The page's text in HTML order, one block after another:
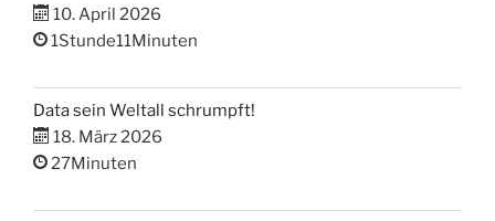
10. April 2026
1Stunde11Minuten
Data sein Weltall schrumpft!
18. März 2026
27Minuten